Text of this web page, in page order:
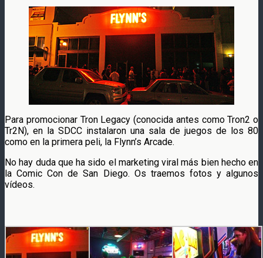
Para promocionar Tron Legacy (conocida antes como Tron2 o
Tr2N), en la SDCC instalaron una sala de juegos de los 80
como en la primera peli, la Flynn’s Arcade.
No hay duda que ha sido el marketing viral más bien hecho en
la Comic Con de San Diego. Os traemos fotos y algunos
vídeos.